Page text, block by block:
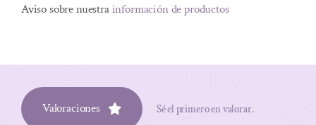
Aviso sobre nuestrainformación de productos
Valoraciones Sé el primero en valorar.